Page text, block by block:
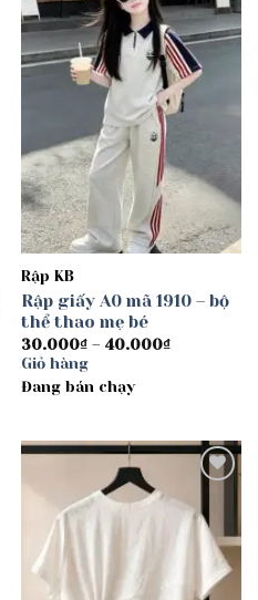
Add to
wishlist
Rập KB
Rập giấy A0 mã 1910 – bộ
thể thao mẹ bé
30.000₫ – 40.000₫Khoảng
Giỏ hàng
Đang bán chạy
wishlist